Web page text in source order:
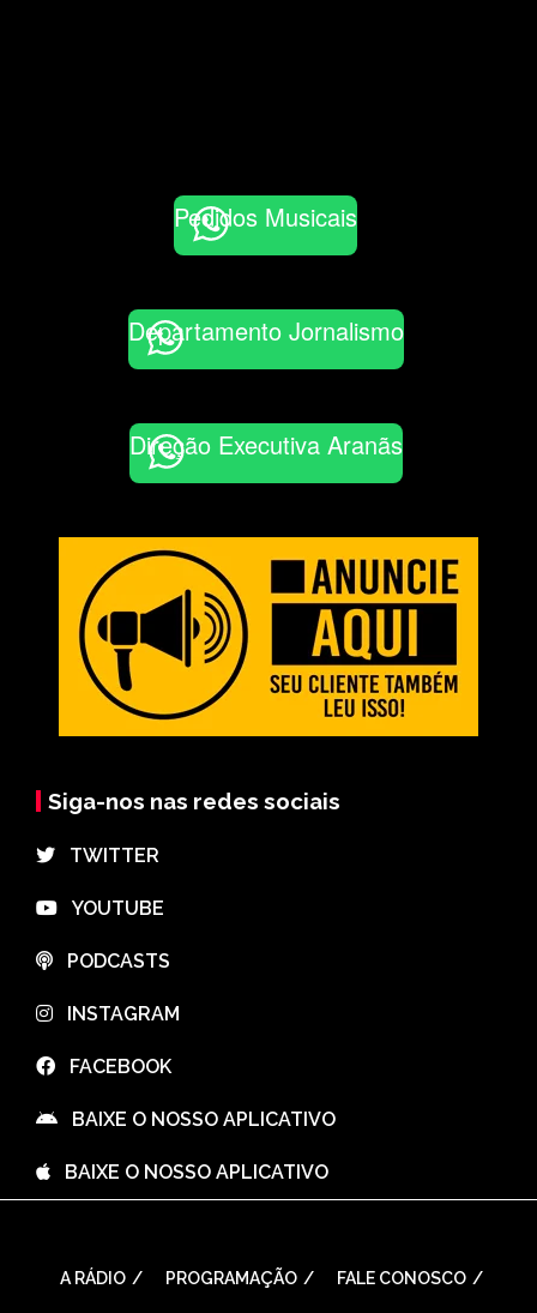
Pedidos Musicais
Departamento Jornalismo
Direção Executiva Aranãs
Siga-nos nas redes sociais
⠀TWITTER
⠀YOUTUBE
⠀PODCASTS
⠀INSTAGRAM
⠀FACEBOOK
⠀BAIXE O NOSSO APLICATIVO
⠀BAIXE O NOSSO APLICATIVO
A RÁDIO PROGRAMAÇÃO FALE CONOSCO